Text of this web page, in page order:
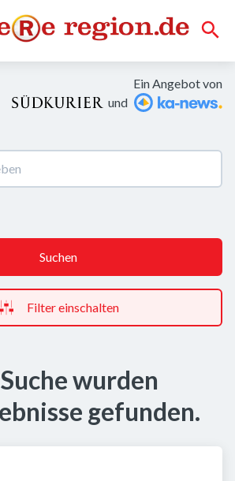
Ein Angebot von
und
Suchen
Filter einschalten
wurden
gefunden.